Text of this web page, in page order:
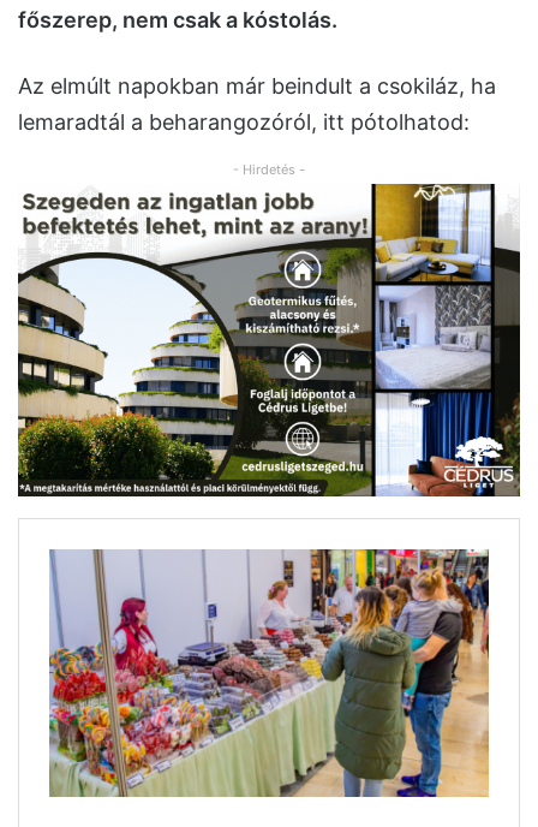
főszerep, nem csak a kóstolás.
Az elmúlt napokban már beindult a csokiláz, ha
lemaradtál a beharangozóról, itt pótolhatod:
- Hirdetés -